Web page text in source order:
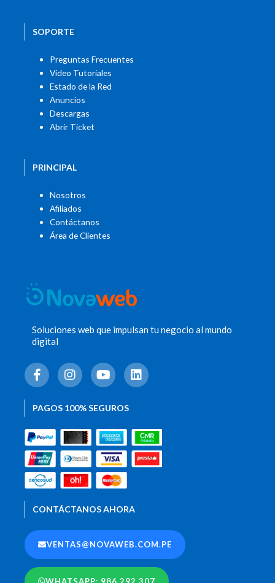
SOPORTE
Preguntas Frecuentes
Video Tutoriales
Estado de la Red
Anuncios
Descargas
Abrir Ticket
PRINCIPAL
Nosotros
Afiliados
Contáctanos
Área de Clientes
Soluciones web que impulsan tu negocio al mundo
digital
F
a
e
o
o
k
-
f
I
n
t
g
r
a
m
Y
o
t
b
e
L
i
d
i
n
PAGOS 100% SEGUROS
CONTÁCTANOS AHORA
VENTAS@NOVAWEB.COM.PE